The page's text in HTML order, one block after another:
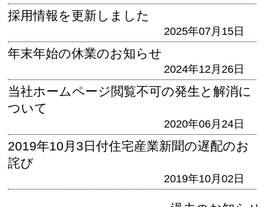
採用情報を更新しました
2025年07月15日
年末年始の休業のお知らせ
2024年12月26日
当社ホームページ閲覧不可の発生と解消に
ついて
2020年06月24日
2019年10月3日付住宅産業新聞の遅配のお
詫び
2019年10月02日